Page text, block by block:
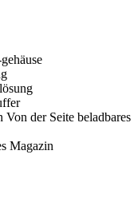
Von der Seite beladbares
Magazin